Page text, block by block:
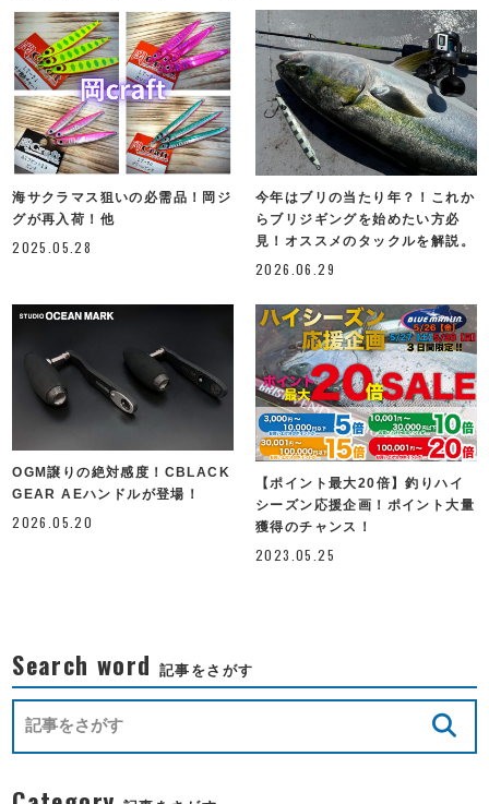
海サクラマス狙いの必需品！岡ジ
グが再入荷！他
2025.05.28
今年はブリの当たり年？！これか
らブリジギングを始めたい方必
見！オススメのタックルを解説。
2026.06.29
OGM譲りの絶対感度！CBLACK
GEAR AEハンドルが登場！
2026.05.20
【ポイント最大20倍】釣りハイ
シーズン応援企画！ポイント大量
獲得のチャンス！
2023.05.25
Search word 記事をさがす